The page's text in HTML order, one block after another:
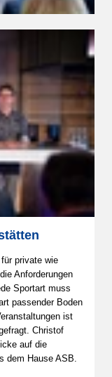
private wie
Anforderungen
Sportart muss
passender Boden
ist
Christof
auf die
dem Hause ASB.